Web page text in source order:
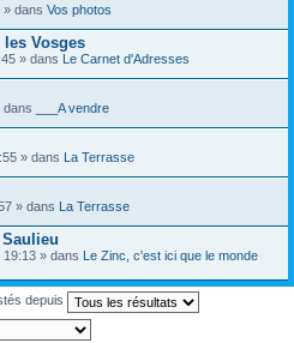
o
i
t
)
» dans Vos photos
les Vosges
» dans Le Carnet d'Adresses
dans ___A vendre
» dans La Terrasse
» dans La Terrasse
» dans Le Zinc, c'est ici que le monde
depuis